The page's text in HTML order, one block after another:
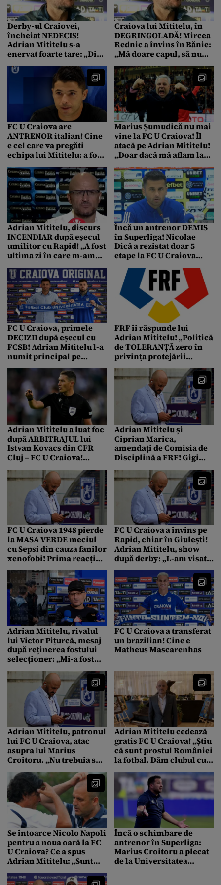
Derby-ul Craiovei,
încheiat NEDECIS!
Adrian Mititelu s-a
enervat foarte tare: „Din
în război”
Craiova lui Mititelu, în
DEGRINGOLADĂ! Mircea
Rednic a învins în Bănie:
„Mă doare capul, să nu
FC U Craiova are
ANTRENOR italian! Cine
e cel care va pregăti
echipa lui Mititelu: a fost
Marius Șumudică nu mai
vine la FC U Craiova! Îl
atacă pe Adrian Mititelu!
„Doar dacă mă aflam la
antrenor!”
Adrian Mititelu, discurs
INCENDIAR după eșecul
umilitor cu Rapid! „A fost
ultima zi în care m-am
Încă un antrenor DEMIS
în Superliga! Nicolae
Dică a rezistat doar 5
etape la FC U Craiova
FC U Craiova, primele
DECIZII după eșecul cu
FCSB! Adrian Mititelu l-a
numit principal pe
Nicolae Dică
FRF îi răspunde lui
Adrian Mititelu! „Politică
de TOLERANȚĂ zero în
privinţa protejării
integrităţii sportului”
Adrian Mititelu a luat foc
după ARBITRAJUL lui
Istvan Kovacs din CFR
Cluj – FC U Craiova!
fost mari”
Adrian Mititelu și
Ciprian Marica,
amendați de Comisia de
Disciplină a FRF! Gigi
Nelu Varga riscă
sancțiuni
FC U Craiova 1948 pierde
la MASA VERDE meciul
cu Sepsi din cauza fanilor
xenofobi! Prima reacție a
FC U Craiova a învins pe
Rapid, chiar în Giulești!
Adrian Mititelu, show
după derby: „L-am visat
pe Gigi Becali”
Adrian Mititelu, rivalul
lui Victor Pițurcă, mesaj
după reținerea fostului
selecționer: „Mi-a fost
FC U Craiova a transferat
un brazilian! Cine e
Matheus Mascarenhas
Adrian Mititelu, patronul
lui FC U Craiova, atac
asupra lui Marius
Croitoru. „Nu trebuia să
nepricepuți. E în
genunchi, se sufocă”.
Mesaj și pentru fani: „L-
ați zeificat și făceați
grătare cu el”
Adrian Mititelu cedează
gratis FC U Craiova! „Ştiu
că sunt prostul României
la fotbal. Dăm clubul cu
Se întoarce Nicolo Napoli
pentru a noua oară la FC
U Craiova? Ce a spus
Adrian Mititelu: „Sunt
WhatsApp”
Încă o schimbare de
antrenor în Superliga:
Marius Croitoru a plecat
de la Universitatea